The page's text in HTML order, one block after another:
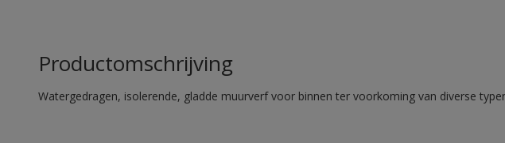
Productomschrijving
Watergedragen, isolerende, gladde muurverf voor binnen ter voorkoming van diverse